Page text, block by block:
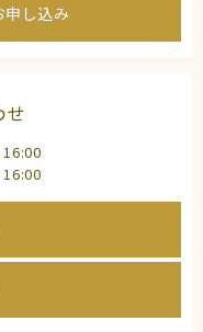
申し込み
せ